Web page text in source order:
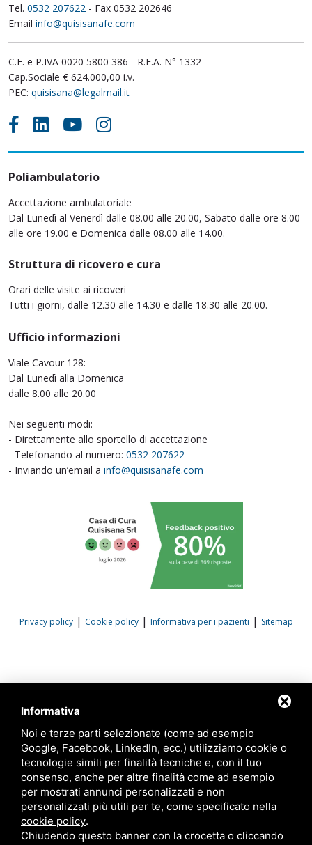
Tel. 0532 207622 - Fax 0532 202646
Email info@quisisanafe.com
C.F. e P.IVA 0020 5800 386 - R.E.A. N° 1332
Cap.Sociale € 624.000,00 i.v.
PEC: quisisana@legalmail.it
Poliambulatorio
Accettazione ambulatoriale
Dal Lunedì al Venerdì dalle 08.00 alle 20.00, Sabato dalle ore 8.00
alle ore 19.00 e Domenica dalle 08.00 alle 14.00.
Struttura di ricovero e cura
Orari delle visite ai ricoveri
Tutti i giorni, dalle 12.30 alle 14.30 e dalle 18.30 alle 20.00.
Ufficio informazioni
Viale Cavour 128:
Dal Lunedì alla Domenica
dalle 8.00 alle 20.00
Nei seguenti modi:
- Direttamente allo sportello di accettazione
- Telefonando al numero: 0532 207622
- Inviando un’email a info@quisisanafe.com
Privacy policy| Cookie policy| Informativa per i pazienti | Sitemap
Informativa
Noi e terze parti selezionate (come ad esempio
Google, Facebook, LinkedIn, ecc.) utilizziamo cookie o
tecnologie simili per finalità tecniche e, con il tuo
consenso, anche per altre finalità come ad esempio
per mostrati annunci personalizzati e non
personalizzati più utili per te, come specificato nella
cookie policy.
Chiudendo questo banner con la crocetta o cliccando